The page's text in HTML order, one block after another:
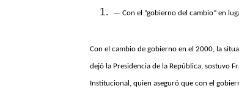
— Con el “gobierno del cambio” en
Con el cambio de gobierno en el 2000, la
dejó la Presidencia de la República, sostuvo
Institucional, quien aseguró que con el